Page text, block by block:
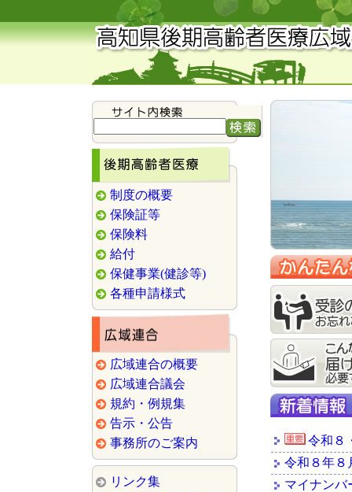
制度の概要
保険証等
保険料
給付
保健事業(健診等)
各種申請様式
広域連合の概要
広域連合議会
規約・例規集
告示・公告
事務所のご案内
リンク集
令和８
令和８年８
マイナンバ